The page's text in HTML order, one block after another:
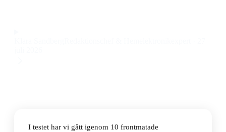
I testet har vi gått igenom 10 frontmatade